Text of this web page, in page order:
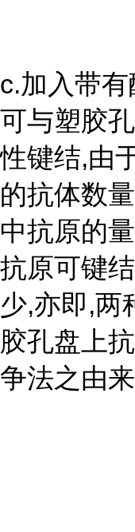
c.加入带
可与塑胶
性键结,由
的抗体数
中抗原的
抗原可键
少,亦即,两
胶孔盘上
争法之由来